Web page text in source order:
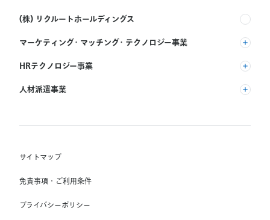
(株) リクルートホールディングス
マーケティング・マッチング・テクノロジー事業
(株) リクルート
HRテクノロジー事業
(株) インディードリクルートパートナーズ
Indeed, Inc.
人材派遣事業
(株) スタッフサービス・ホールディングス
サイトマップ
免責事項・ご利用条件
プライバシーポリシー